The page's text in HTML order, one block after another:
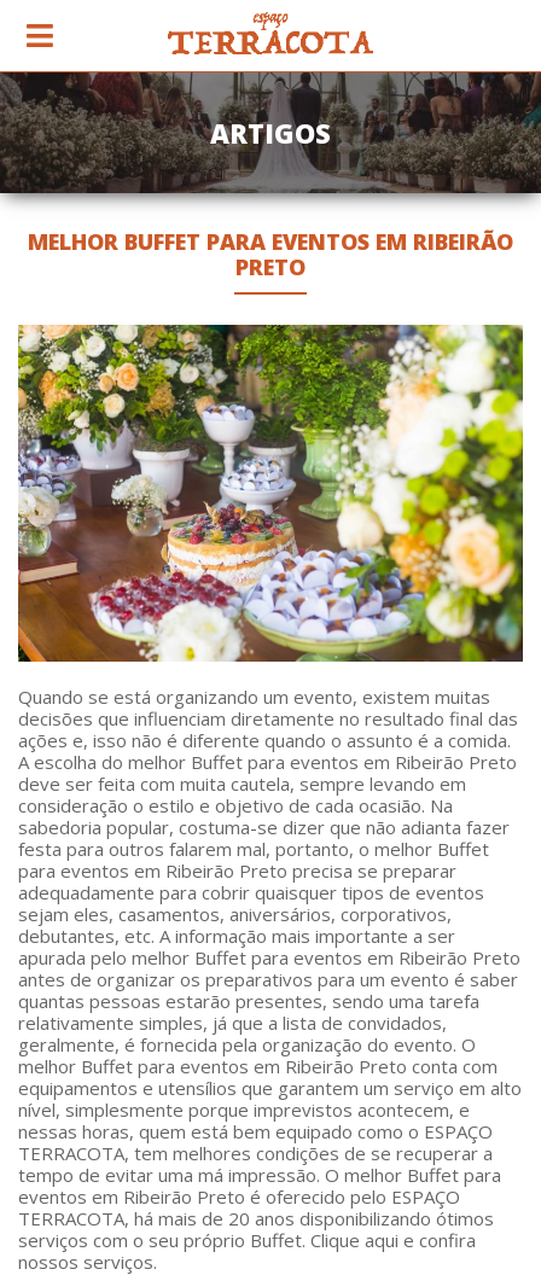
ARTIGOS
MELHOR BUFFET PARA EVENTOS EM RIBEIRÃO
PRETO
Quando se está organizando um evento, existem muitas
decisões que influenciam diretamente no resultado final das
ações e, isso não é diferente quando o assunto é a comida.
A escolha do melhor Buffet para eventos em Ribeirão Preto
deve ser feita com muita cautela, sempre levando em
consideração o estilo e objetivo de cada ocasião. Na
sabedoria popular, costuma-se dizer que não adianta fazer
festa para outros falarem mal, portanto, o melhor Buffet
para eventos em Ribeirão Preto precisa se preparar
adequadamente para cobrir quaisquer tipos de eventos
sejam eles, casamentos, aniversários, corporativos,
debutantes, etc. A informação mais importante a ser
apurada pelo melhor Buffet para eventos em Ribeirão Preto
antes de organizar os preparativos para um evento é saber
quantas pessoas estarão presentes, sendo uma tarefa
relativamente simples, já que a lista de convidados,
geralmente, é fornecida pela organização do evento. O
melhor Buffet para eventos em Ribeirão Preto conta com
equipamentos e utensílios que garantem um serviço em alto
nível, simplesmente porque imprevistos acontecem, e
nessas horas, quem está bem equipado como o ESPAÇO
TERRACOTA, tem melhores condições de se recuperar a
tempo de evitar uma má impressão. O melhor Buffet para
eventos em Ribeirão Preto é oferecido pelo ESPAÇO
TERRACOTA, há mais de 20 anos disponibilizando ótimos
serviços com o seu próprio Buffet. Clique aqui e confira
nossos serviços.